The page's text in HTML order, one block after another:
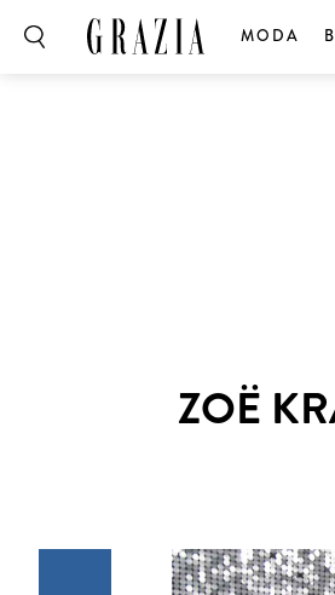
MODA
ZOË